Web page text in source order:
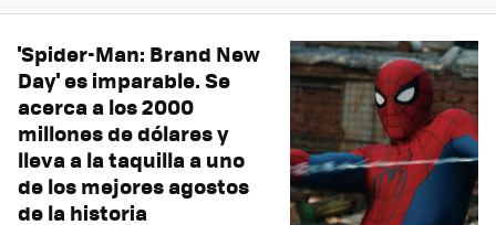
'Spider-Man: Brand New
Day' es imparable. Se
acerca a los 2000
millones de dólares y
lleva a la taquilla a uno
de los mejores agostos
de la historia